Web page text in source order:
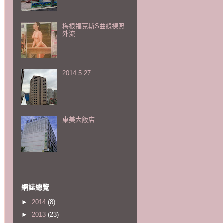
梅根福克斯S曲線裸照
外流
2014.5.27
東美大飯店
網誌總覽
► 2014 (8)
► 2013 (23)